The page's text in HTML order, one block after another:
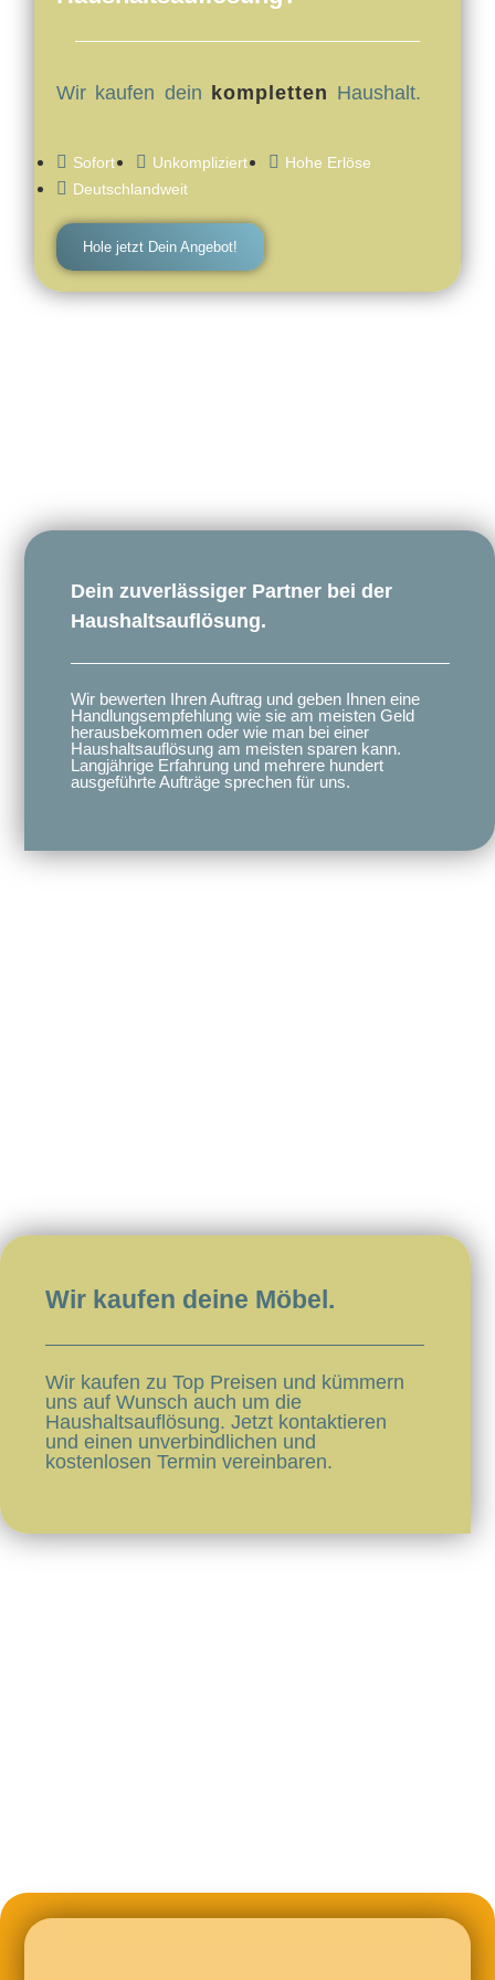
Wir kaufen dein kompletten Haushalt.
Sofort Unkompliziert
Hohe Erlöse
Deutschlandweit
Hole jetzt Dein Angebot!
Dein zuverlässiger Partner bei der
Haushaltsauflösung.
Wir bewerten Ihren Auftrag und geben Ihnen eine
Handlungsempfehlung wie sie am meisten Geld
herausbekommen oder wie man bei einer
Haushaltsauflösung am meisten sparen kann.
Langjährige Erfahrung und mehrere hundert
ausgeführte Aufträge sprechen für uns.​
Wir kaufen deine Möbel.​​
Wir kaufen zu Top Preisen und kümmern
uns auf Wunsch auch um die
Haushaltsauflösung. Jetzt kontaktieren
und einen unverbindlichen und
kostenlosen Termin vereinbaren.